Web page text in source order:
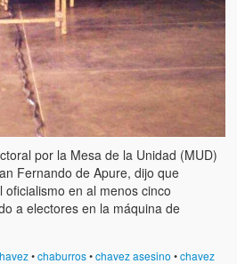
por la Mesa de la Unidad (MUD)
Fernando de Apure, dijo que
en al menos cinco
a electores en la máquina de
•chaburros•chavez asesino •chavez